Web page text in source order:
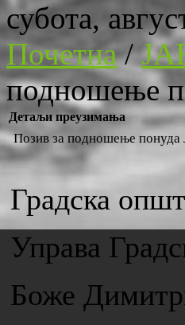
субота,
Почетна/
подношење
Детаљи преузимања
Позив за подношење
Градска
Управа
Боже